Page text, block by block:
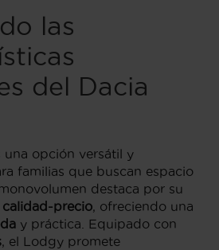
las
del Dacia
una opción versátil y
familias que buscan espacio
destaca por su
calidad-precio , ofreciendo una
y práctica. Equipado con
, el Lodgy promete